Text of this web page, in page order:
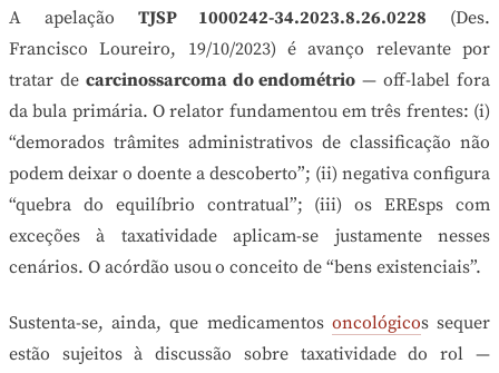
A apelação TJSP 1000242-34.2023.8.26.0228 (Des.
Francisco Loureiro, 19/10/2023) é avanço relevante por
tratar de carcinossarcoma do endométrio — off-label fora
da bula primária. O relator fundamentou em três frentes: (i)
“demorados trâmites administrativos de classificação não
podem deixar o doente a descoberto”; (ii) negativa configura
“quebra do equilíbrio contratual”; (iii) os EREsps com
exceções à taxatividade aplicam-se justamente nesses
cenários. O acórdão usou o conceito de “bens existenciais”.
Sustenta-se, ainda, que medicamentos oncológicos sequer
estão sujeitos à discussão sobre taxatividade do rol —